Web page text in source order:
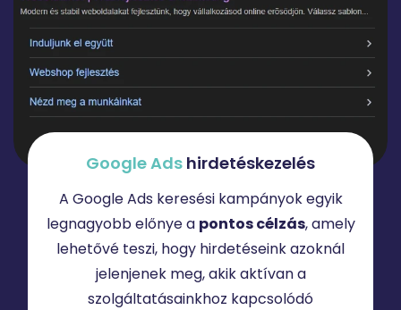
GoogleAds hirdetéskezelés
A Google Ads keresési kampányok egyik
legnagyobb előnye a pontos célzás, amely
lehetővé teszi, hogy hirdetéseink azoknál
jelenjenek meg, akik aktívan a
szolgáltatásainkhoz kapcsolódó